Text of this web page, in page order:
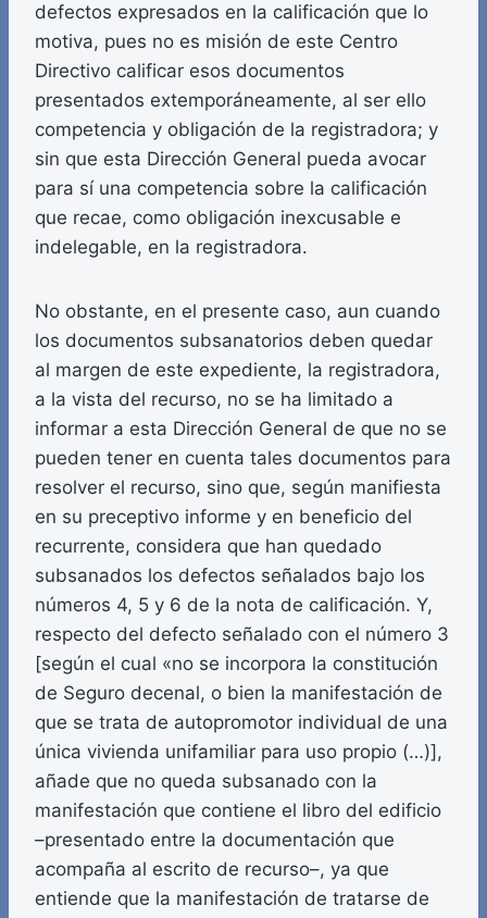
defectos expresados en la calificación que lo
motiva, pues no es misión de este Centro
Directivo calificar esos documentos
presentados extemporáneamente, al ser ello
competencia y obligación de la registradora; y
sin que esta Dirección General pueda avocar
para sí una competencia sobre la calificación
que recae, como obligación inexcusable e
indelegable, en la registradora.
No obstante, en el presente caso, aun cuando
los documentos subsanatorios deben quedar
al margen de este expediente, la registradora,
a la vista del recurso, no se ha limitado a
informar a esta Dirección General de que no se
pueden tener en cuenta tales documentos para
resolver el recurso, sino que, según manifiesta
en su preceptivo informe y en beneficio del
recurrente, considera que han quedado
subsanados los defectos señalados bajo los
números 4, 5 y 6 de la nota de calificación. Y,
respecto del defecto señalado con el número 3
[según el cual «no se incorpora la constitución
de Seguro decenal, o bien la manifestación de
que se trata de autopromotor individual de una
única vivienda unifamiliar para uso propio (…)],
añade que no queda subsanado con la
manifestación que contiene el libro del edificio
–presentado entre la documentación que
acompaña al escrito de recurso–, ya que
entiende que la manifestación de tratarse de